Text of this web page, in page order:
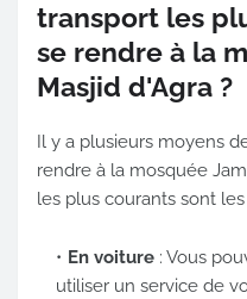
transport les
se rendre à la
Masjid d'Agra ?
Il y a plusieurs moyens
rendre à la mosquée
les plus courants sont les
En voiture : Vous
utiliser un service de